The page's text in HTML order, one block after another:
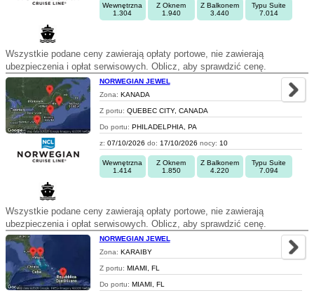
Wewnętrzna
1.304
Z Oknem
1.940
Z Balkonem
3.440
Typu Suite
7.014
Wszystkie podane ceny zawierają opłaty portowe, nie zawierają
ubezpieczenia i opłat serwisowych. Oblicz, aby sprawdzić cenę.
NORWEGIAN JEWEL
Zona: KANADA
Z portu: QUEBEC CITY, CANADA
Do portu: PHILADELPHIA, PA
z: 07/10/2026 do: 17/10/2026 nocy: 10
Wewnętrzna
1.414
Z Oknem
1.850
Z Balkonem
4.220
Typu Suite
7.094
Wszystkie podane ceny zawierają opłaty portowe, nie zawierają
ubezpieczenia i opłat serwisowych. Oblicz, aby sprawdzić cenę.
NORWEGIAN JEWEL
Zona: KARAIBY
Z portu: MIAMI, FL
Do portu: MIAMI, FL